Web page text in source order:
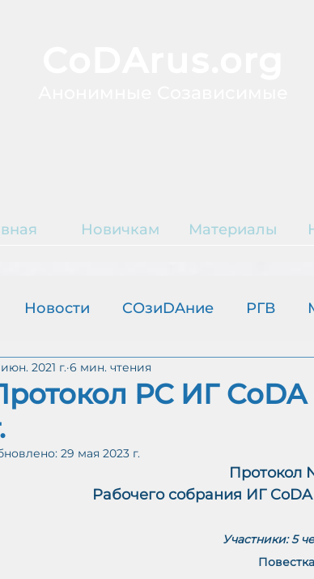
К
Р
С
АМ
Новичкам Материалы
Новости COзиDAние РГВ
CoDA онлайн (Протоколы)
РС ИГ CoDA
июн. 2021 г. 6 мин. чтения
29 мая 2023 г.
Протокол
Рабочего собрания ИГ CoDA
Участники: 5
Повестка